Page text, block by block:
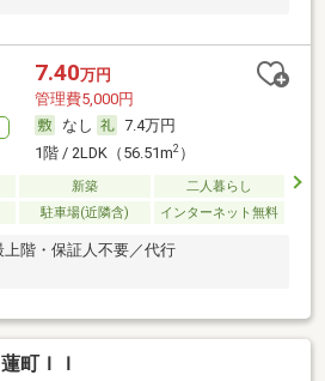
7.40万円
管理費5,000円
なし
7.4万円
1階 / 2LDK（56.51m2）
新築
二人暮らし
駐車場(近隣含) インターネット無料
上階・保証人不要／代行
町ＩＩ